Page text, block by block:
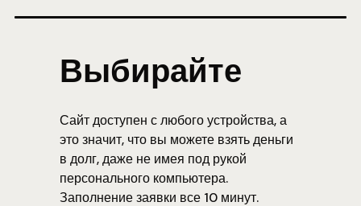
Сайт доступен с любого устройства, а
это значит, что вы можете взять деньги
в долг, даже не имея под рукой
персонального компьютера.
Заполнение заявки все 10 минут.
Выбирайте